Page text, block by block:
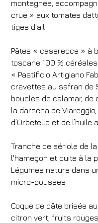
montagnes,
crue » aux tomates
tiges d'ail
Pâtes « caserecce » à
toscane 100 %
« Pastificio Artigiano
crevettes au safran de
boucles de calamar,
la darsena de
d’Orbetello et de l’huile
Tranche de sériole de
l'hameçon et cuite à la
Légumes nature dans
micro-pousses
Coque de pâte brisée
citron vert, fruits